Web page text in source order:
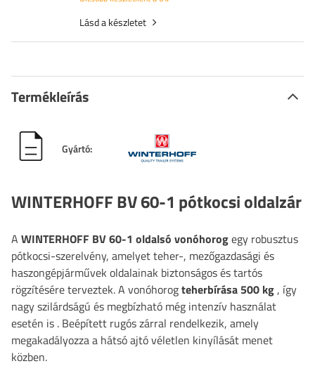
Lásd a készletet
Termékleírás
Gyártó:
WINTERHOFF BV 60-1 pótkocsi oldalzár
A WINTERHOFF BV 60-1 oldalsó vonóhorogegy robusztus
pótkocsi-szerelvény, amelyet teher-, mezőgazdasági és
haszongépjárművek oldalainak biztonságos és tartós
rögzítésére terveztek. A vonóhorogteherbírása 500 kg, így
nagy szilárdságú és megbízható még intenzív használat
esetén is . Beépített rugós zárral rendelkezik, amely
megakadályozza a hátsó ajtó véletlen kinyílását menet
közben.